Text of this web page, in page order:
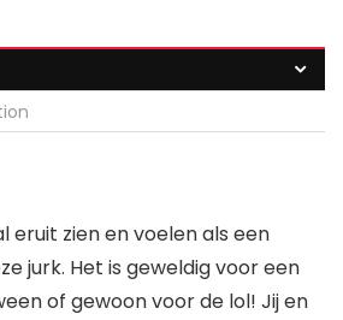
eruit zien en voelen als een
jurk. Het is geweldig voor een
of gewoon voor de lol! Jij en